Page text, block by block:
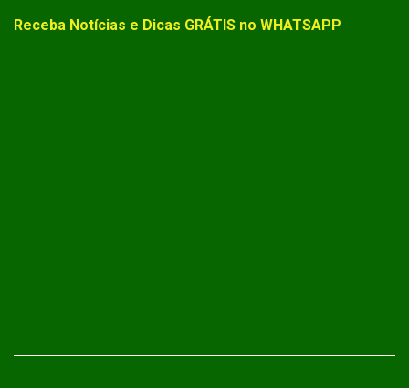
Receba Notícias e Dicas GRÁTIS no WHATSAPP